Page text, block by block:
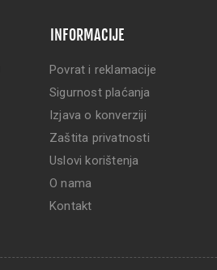
INFORMACIJE
Povrat i reklamacije
Sigurnost plaćanja
Izjava o konverziji
Zaštita privatnosti
Uslovi korištenja
O nama
Kontakt